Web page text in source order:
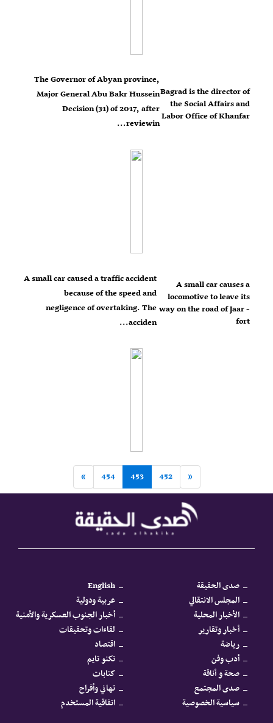
Bagrad is the director of
the Social Affairs and
Labor Office of Khanfar
The Governor of Abyan province,
Major General Abu Bakr Hussein
Decision (31) of 2017, after
reviewin...
A small car causes a
locomotive to leave its
way on the road of Jaar -
fort
A small car caused a traffic accident
because of the speed and
negligence of overtaking. The
acciden...
«
452
453
454
»
صدى الحقيقة
English
المجلس الانتقالي
عربية ودولية
الأخبار المحلية
أخبار الجنوب العسكرية والأمنية
أخبار وتقارير
لقاءات وتحقيقات
رياضة
اقتصاد
أدب وفن
تكنو تايم
صحة و أناقة
كتابات
صدى المجتمع
تهاني وأفراح
سياسية الخصوصية
اتفاقية المستخدم